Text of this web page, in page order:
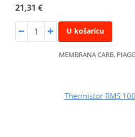
21,31 €
U košaricu
MEMBRANA CARB.
Thermistor RMS